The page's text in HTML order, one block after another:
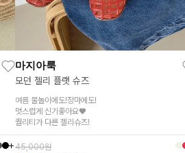
마지아룩
모던 젤리 플랫 슈즈
여름 물놀이에도!장마에도!
멋스럽게 신기좋아요♥
퀄리티가 다른 젤리슈즈!
45,000원